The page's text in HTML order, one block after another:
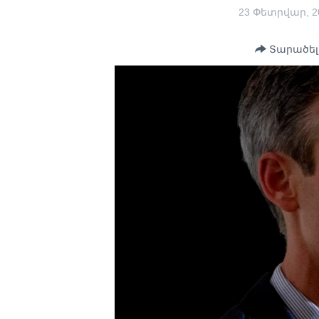
23 Փետրվար,
Տարածել